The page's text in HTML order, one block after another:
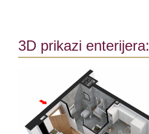
3D prikazi enterijera: